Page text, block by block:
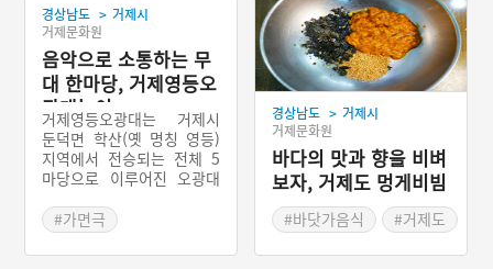
스님과 하룻밤을 가까이서
보내 아질아질(=아슬아슬)
하다하여 그 마을 이름이 아
지랑이가 되었다고 한다.
경상남도 > 거제시
거제문화원
음악으로 소통하는 무
대 한마당, 거제영등오
광대놀이
거제영등오광대는 거제시
둔덕면 학산(옛 명칭 영등)
지역에서 전승되는 전체 5
마당으로 이루어진 오광대
거제의 둔덕면 학산리 지역
에서 주민들에 의해 정월대
보름에 연행되던 오광대놀
#가면극
경상남도 > 거제시
거제문화원
바다의 맛과 향을 비벼
보자, 거제도 멍게비빔
밥#바닷가음식
#거제도